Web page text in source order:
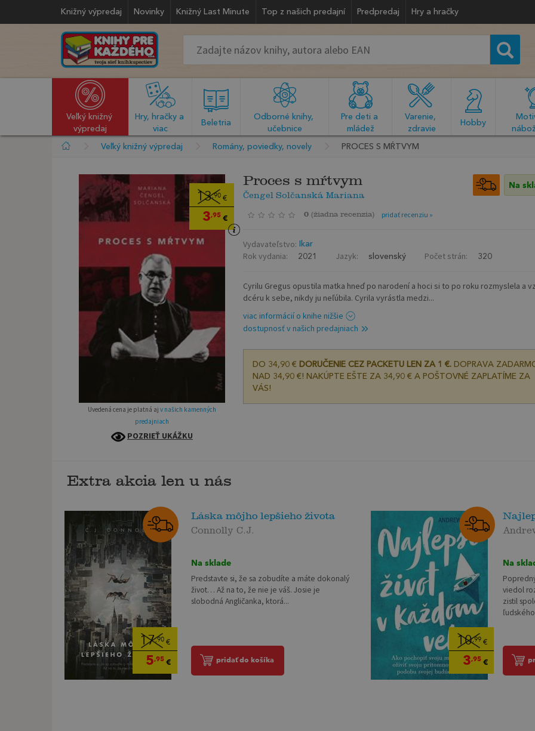
Knižný výpredaj Novinky Knižný Last Minute Top z našich predajní Predpredaj Hry a hračky
Veľký knižný
výpredaj
Hry, hračky a
viac
Beletria
Odborné knihy,
učebnice
Pre deti a
mládež
Varenie,
zdravie
Hobby
Veľký knižný výpredaj Romány, poviedky, novely PROCES S MŔTVYM
13,90 €
3,95 €
Uvedená cena je platná aj v našich kamenných
predajniach
POZRIEŤ UKÁŽKU
Proces s mŕtvym
Čengel Solčanská Mariana
Na
0 (žiadna recenzia) pridať recenziu »
Vydavateľstvo: Ikar
Rok vydania: 2021 Jazyk: slovenský Počet strán: 320
Cyrilu Gregus opustila matka hneď po narodení a hoci si to po roku rozmyslela a
dcéru k sebe, nikdy ju neľúbila. Cyrila vyrástla medzi...
viac informácií o knihe nižšie
dostupnosť v našich predajniach
DO 34,90 € DORUČENIE CEZ PACKETU LEN ZA 1 €.DOPRAVA
NAD 34,90 €! NAKÚPTE EŠTE ZA 34,90 € A POŠTOVNÉ ZAPLATÍME ZA
VÁS!
Extra akcia len u nás
17,90 €
5,95 €
Láska môjho lepšieho života
Connolly C.J.
Na sklade
Predstavte si, že sa zobudíte a máte dokonalý
život… Až na to, že nie je váš. Josie je
slobodná Angličanka, ktorá...
pridať do košíka
10,99 €
3,95€
Na
viedol
zistil